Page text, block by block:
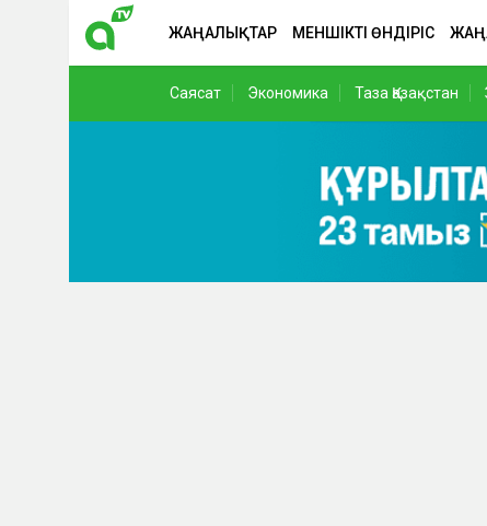
ЖАҢАЛЫҚТАР МЕНШІКТІ ӨНДІРІС
Саясат Экономика Таза Қазақстан